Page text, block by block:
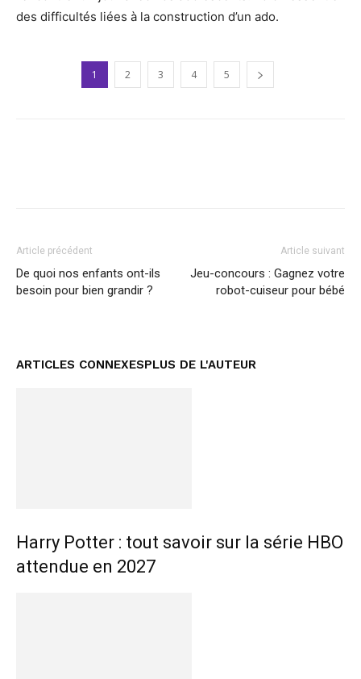
des difficultés liées à la construction d’un ado.
1 2 3 4 5
Article précédent
De quoi nos enfants ont-ils
besoin pour bien grandir ?
Article suivant
Jeu-concours : Gagnez votre
robot-cuiseur pour bébé
ARTICLES CONNEXESPLUS DE L'AUTEUR
Harry Potter : tout savoir sur la série HBO
attendue en 2027